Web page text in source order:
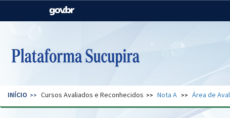
Casa Civil
Pecuária e Abastecimento
Secretaria de Governo Gabinete de Segurança
INÍCIO Cursos Avaliados e Reconhecidos Nota A Área de